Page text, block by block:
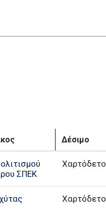
Δέσιμο
ΣΠΕΚ
Χαρτόδετο
Χαρτόδετο